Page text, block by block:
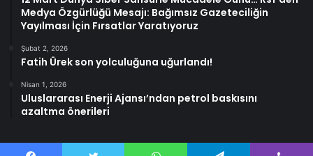
Medya Özgürlüğü Mesajı: Bağımsız Gazeteciliğin
Yayılması İçin Fırsatlar Yaratıyoruz
Şubat 2, 2026
Fatih Ürek son yolculuğuna uğurlandı!
Nisan 1, 2026
Uluslararası Enerji Ajansı’ndan petrol baskısını
azaltma önerileri